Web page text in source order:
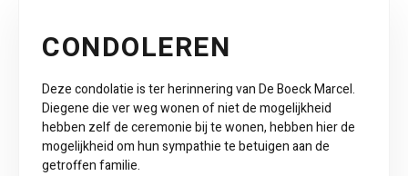
CONDOLEREN
Deze condolatie is ter herinnering van De Boeck Marcel.
Diegene die ver weg wonen of niet de mogelijkheid
hebben zelf de ceremonie bij te wonen, hebben hier de
mogelijkheid om hun sympathie te betuigen aan de
getroffen familie.